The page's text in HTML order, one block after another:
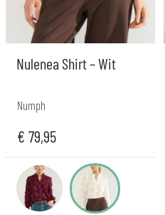
Nulenea Shirt – Wit
Numph
€ 79,95